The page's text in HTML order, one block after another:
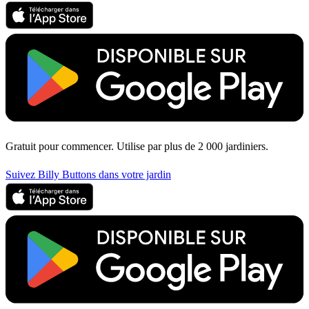
Gratuit pour commencer. Utilise par plus de 2 000 jardiniers.
Suivez Billy Buttons dans votre jardin